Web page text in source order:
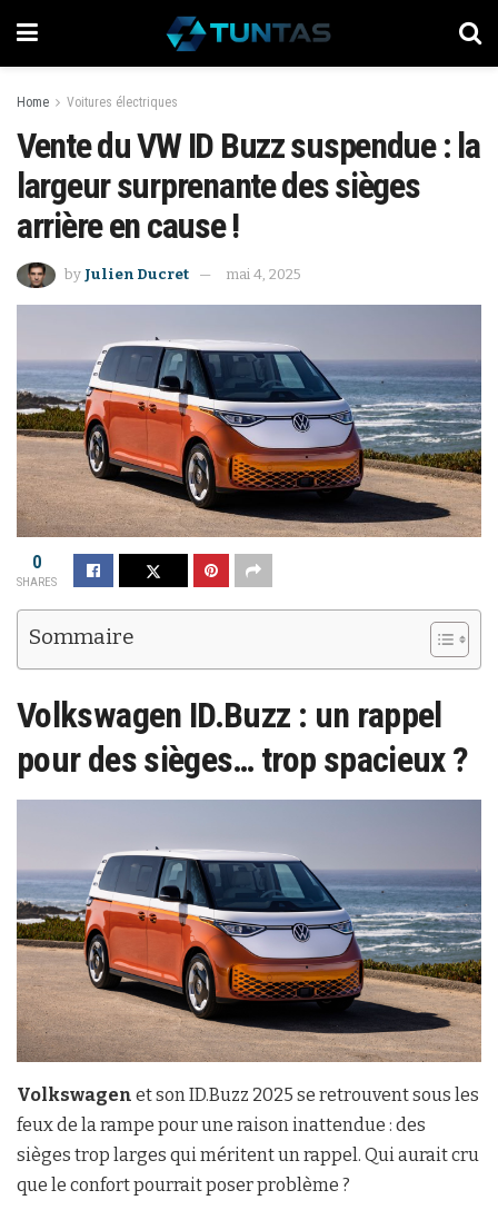
Home Voitures électriques
Vente du VW ID Buzz suspendue : la
largeur surprenante des sièges
arrière en cause !
by Julien Ducret mai 4, 2025
0
SHARES
Sommaire
Volkswagen ID.Buzz : un rappel
pour des sièges… trop spacieux ?
Volkswagen et son ID.Buzz 2025 se retrouvent sous les
feux de la rampe pour une raison inattendue : des
sièges trop larges qui méritent un rappel. Qui aurait cru
que le confort pourrait poser problème ?